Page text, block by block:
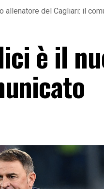
allenatore del Cagliari: il
è il